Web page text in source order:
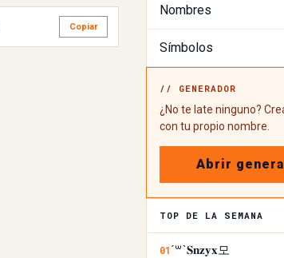
Copiar
Nombres
Símbolos
// GENERADOR
¿No te late ninguno?
con tu propio nombre.
Abrir
TOP DE LA SEMANA
01´꒳`𝐒𝐧𝐳𝐲𝐱모